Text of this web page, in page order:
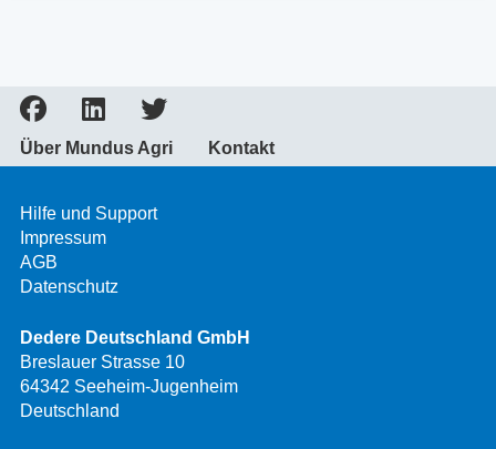
Über Mundus Agri Kontakt
Hilfe und Support
Impressum
AGB
Datenschutz
Dedere Deutschland GmbH
Breslauer Strasse 10
64342 Seeheim-Jugenheim
Deutschland